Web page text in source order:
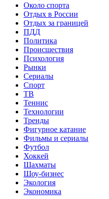
Около спорта
Отдых в России
Отдых за границей
ПДД
Политика
Происшествия
Психология
Рынки
Сериалы
Спорт
ТВ
Теннис
Технологии
Тренды
Фигурное катание
Фильмы и сериалы
Футбол
Хоккей
Шахматы
Шоу-бизнес
Экология
Экономика